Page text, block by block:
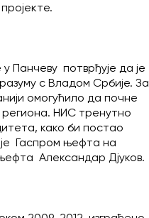
Панчеву потврђује да је
с Владом Србије. За
омогућило да почне
НИС тренутно
како би постао
Гаспром њефта на
Александар Дјуков.